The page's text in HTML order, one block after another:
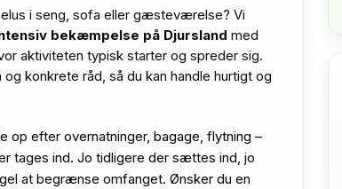
i seng, sofa eller gæsteværelse? Vi
bekæmpelse på Djursland med
aktiviteten typisk starter og spreder sig.
konkrete råd, så du kan handle hurtigt og
op efter overnatninger, bagage, flytning –
tages ind. Jo tidligere der sættes ind, jo
at begrænse omfanget. Ønsker du en